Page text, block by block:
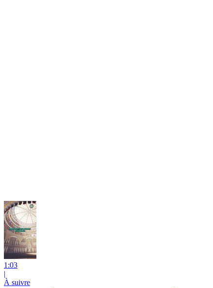
1:03
|
À suivre